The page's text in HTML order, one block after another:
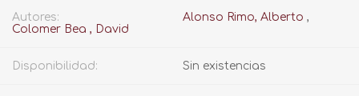
Autores: Alonso Rimo, Alberto ,
Colomer Bea , David
Disponibilidad: Sin existencias